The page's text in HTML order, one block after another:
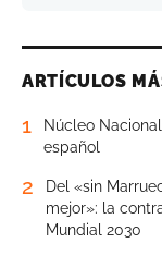
ARTÍCULOS
1
Núcleo
español
2
Del «sin
mejor»: la
Mundial 2030